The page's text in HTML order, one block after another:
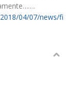
04/07/news/fi